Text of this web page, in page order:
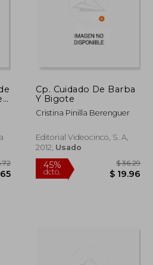
Cp. Cuidado De Barba
Y Bigote
Cristina Pinilla Berenguer
Editorial Videocinco, S. A,
2012, Usado